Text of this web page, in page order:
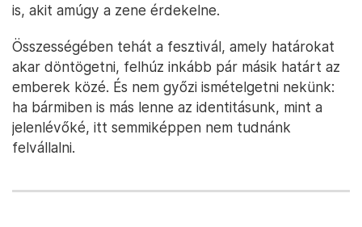
is, akit amúgy a zene érdekelne.
Összességében tehát a fesztivál, amely határokat
akar döntögetni, felhúz inkább pár másik határt az
emberek közé. És nem győzi ismételgetni nekünk:
ha bármiben is más lenne az identitásunk, mint a
jelenlévőké, itt semmiképpen nem tudnánk
felvállalni.